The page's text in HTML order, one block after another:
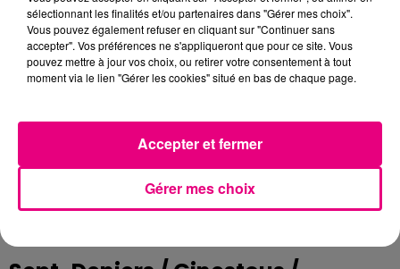
Minimes / Barrière de Paris /
Ponts-Jumeaux
Rue C Brunschvicg (mail central)
152 avenue des Minimes
29 avenue des Minimes
Angle rue E Dewoitine/avenue Parmentier
Angle rue E Caffort/rue Negreneys
sélectionnant les finalités et/ou partenaires dans "Gérer mes choix".
Vous pouvez également refuser en cliquant sur "Continuer sans
accepter". Vos préférences ne s'appliqueront que pour ce site. Vous
pouvez mettre à jour vos choix, ou retirer votre consentement à tout
moment via le lien "Gérer les cookies" situé en bas de chaque page.
Gérer mes choix
Accepter et fermer